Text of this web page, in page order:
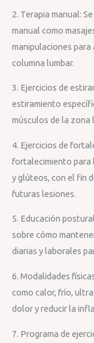
2. Terapia manual:
manual como
manipulaciones para
columna lumbar.
3. Ejercicios de
estiramiento
músculos de la zona
4. Ejercicios de
fortalecimiento para
y glúteos, con el fin
futuras lesiones.
5. Educación
sobre cómo
diarias y laborales
6. Modalidades
como calor, frío,
dolor y reducir la
7. Programa de